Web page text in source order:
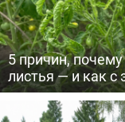
5 причин,
листья — и как с